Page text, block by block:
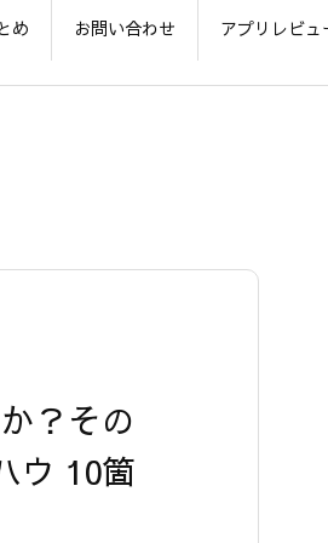
め お問い合わせ アプリレビ
？その
ウ 10箇